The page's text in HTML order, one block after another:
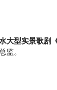
大型实景歌剧
监。